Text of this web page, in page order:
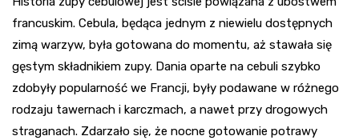
francuskim. Cebula, będąca jednym z niewielu dostępnych
zimą warzyw, była gotowana do momentu, aż stawała się
gęstym składnikiem zupy. Dania oparte na cebuli szybko
zdobyły popularność we Francji, były podawane w różnego
rodzaju tawernach i karczmach, a nawet przy drogowych
straganach. Zdarzało się, że nocne gotowanie potrawy